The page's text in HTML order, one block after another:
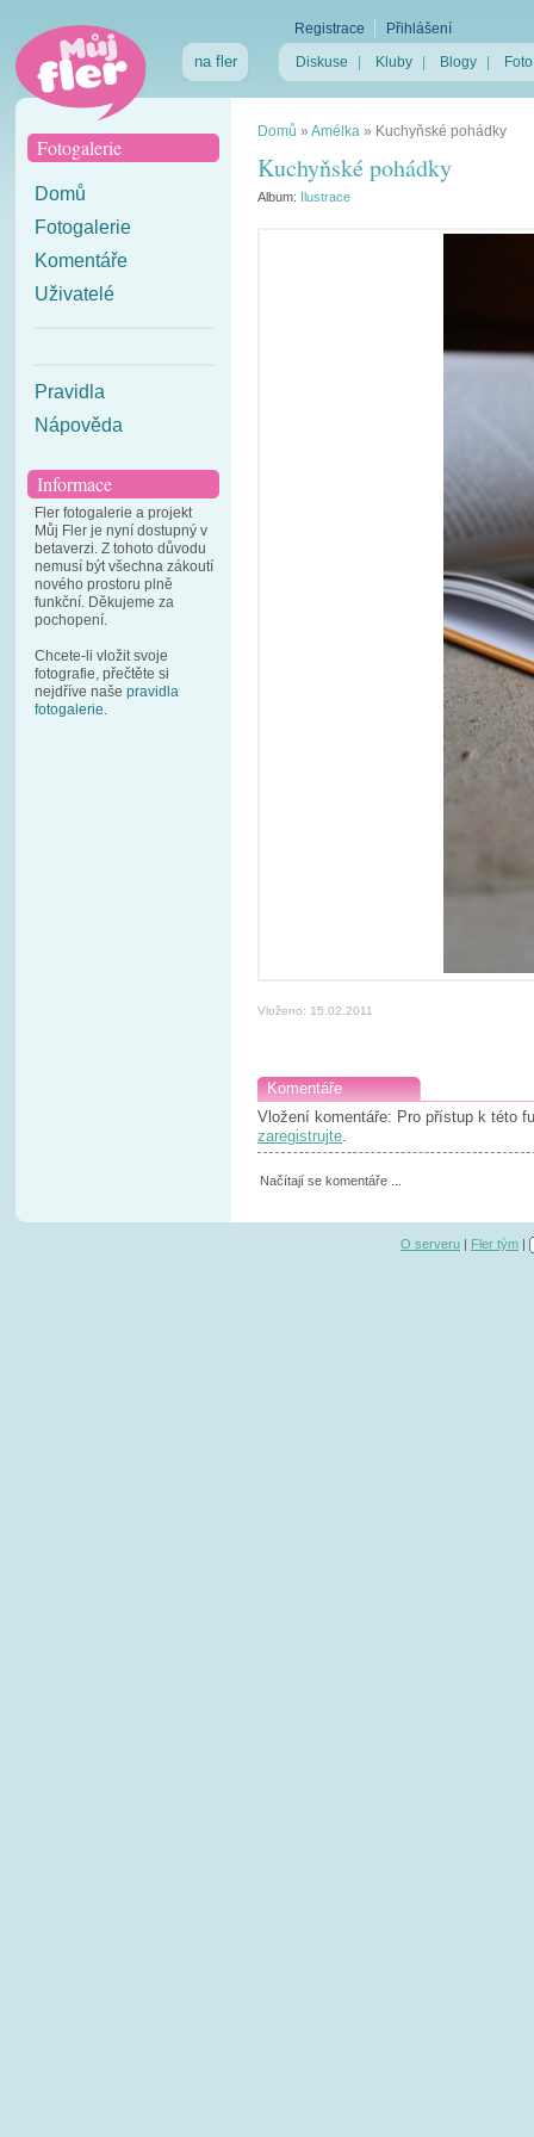
na fler
Registrace
Přihlášení
Diskuse
Kluby Blogy Foto
Fotogalerie
Domů
Fotogalerie
Komentáře
Uživatelé
Pravidla
Nápověda
Informace
Fler fotogalerie a projekt
Můj Fler je nyní dostupný v
betaverzi. Z tohoto důvodu
nemusí být všechna zákoutí
nového prostoru plně
funkční. Děkujeme za
pochopení.
Chcete-li vložit svoje
fotografie, přečtěte si
nejdříve naše pravidla
fotogalerie.
Domů » Amélka » Kuchyňské pohádky
Kuchyňské pohádky
Album: Ilustrace
Vloženo: 15.02.2011
Komentáře
Vložení komentáře: Pro přístup k této
zaregistrujte.
Načítají se komentáře ...
O serveru | Fler tým |